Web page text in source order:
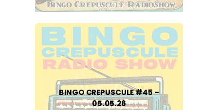
BINGO CREPUSCULE #45 –
05.05.26